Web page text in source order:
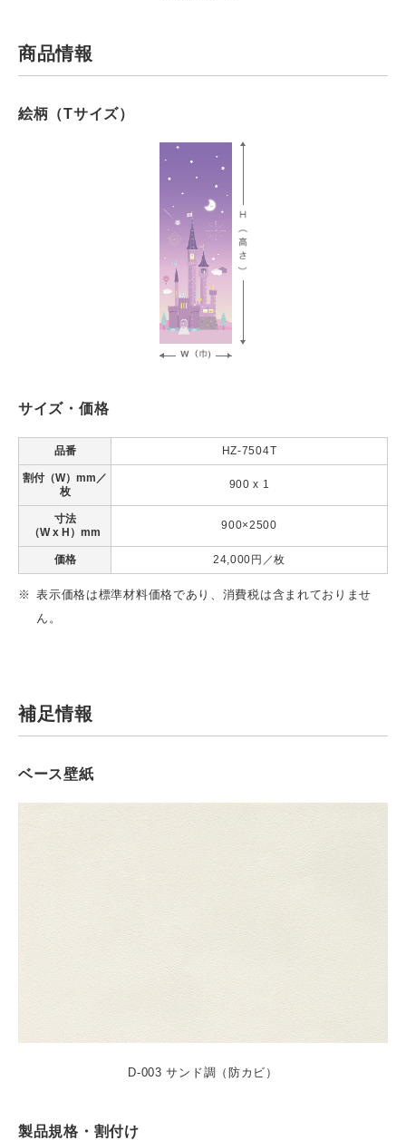
商品情報
絵柄（Tサイズ）
サイズ・価格
品番 HZ-7504T
割付（W）mm／
枚
900 x 1
寸法
（W x H）mm
900×2500
価格 24,000円／枚
表⽰価格は標準材料価格であり、消費税は含まれておりませ
ん。
補足情報
ベース壁紙
D-003 サンド調（防カビ）
製品規格・割付け